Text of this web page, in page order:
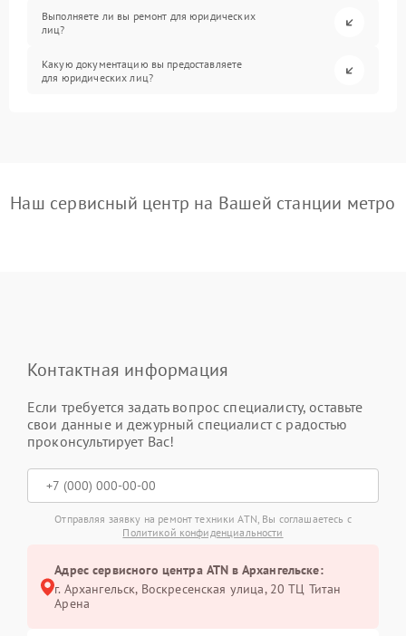
Выполняете ли вы ремонт для юридических
лиц?
Какую документацию вы предоставляете
для юридических лиц?
Наш сервисный центр на Вашей станции метро
Контактная информация
Если требуется задать вопрос специалисту, оставьте
свои данные и дежурный специалист с радостью
проконсультирует Вас!
Отправляя заявку на ремонт техники ATN, Вы соглашаетесь с
Политикой конфиденциальности
Адрес сервисного центра ATN в Архангельске:
г. Архангельск, Воскресенская улица, 20 ТЦ Титан
Арена